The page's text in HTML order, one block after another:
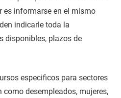
es informarse en el mismo
indicarle toda la
disponibles, plazos de
especificos para sectores
desempleados, mujeres,